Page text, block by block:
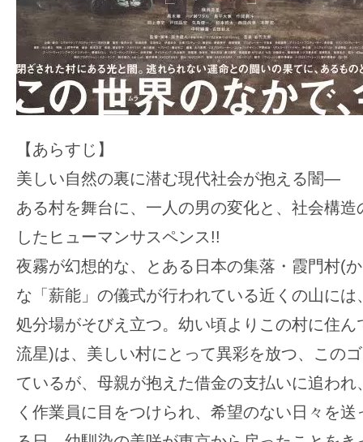
【あらすじ】
美しい自然の裏に潜む現代社会が抱える闇—
ある村を舞台に、一人の男の変化と、社会構
したヒューマンサスペンス!!
夜霧が幻想的な、とある日本の集落・霞門村(
な「薪能」の儀式が行われている近くの山に
処分場がそびえ立つ。幼い頃よりこの村に住ん
流星)は、美しい村にとって異彩を放つ、この
ているが、母親が抱えた借金の支払いに追わ
く作業員に目をつけられ、希望のない日々を